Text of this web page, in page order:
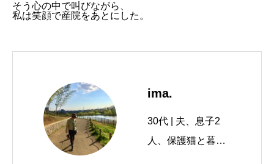
そう心の中で叫びながら、
私は笑顔で産院をあとにした。
ima.
30代 | 夫、息子2
人、保護猫と暮ら